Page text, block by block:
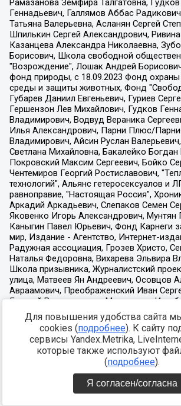
Для повышения удобства сайта
cookies (подробнее). К сайту
сервисы Yandex.Metrika,
которые также используют
(подробнее).
Я согласен/согласна